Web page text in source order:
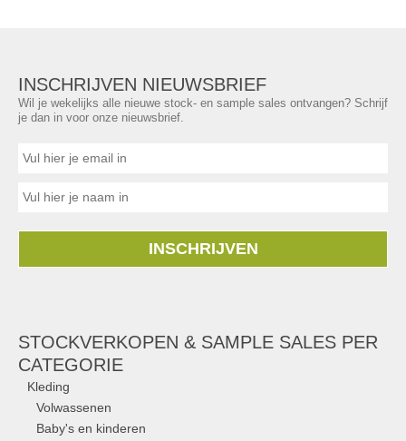
INSCHRIJVEN NIEUWSBRIEF
Wil je wekelijks alle nieuwe stock- en sample sales ontvangen? Schrijf
je dan in voor onze nieuwsbrief.
INSCHRIJVEN
STOCKVERKOPEN & SAMPLE SALES PER
CATEGORIE
Kleding
Volwassenen
Baby's en kinderen